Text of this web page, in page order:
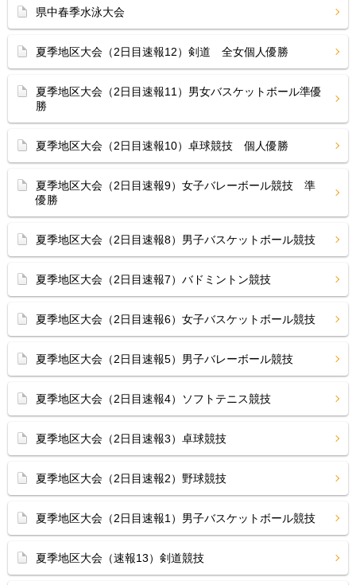
県中春季水泳大会
夏季地区大会（2日目速報12）剣道 全女個人優勝
夏季地区大会（2日目速報11）男女バスケットボール準優
勝
夏季地区大会（2日目速報10）卓球競技 個人優勝
夏季地区大会（2日目速報9）女子バレーボール競技 準
優勝
夏季地区大会（2日目速報8）男子バスケットボール競技
夏季地区大会（2日目速報7）バドミントン競技
夏季地区大会（2日目速報6）女子バスケットボール競技
夏季地区大会（2日目速報5）男子バレーボール競技
夏季地区大会（2日目速報4）ソフトテニス競技
夏季地区大会（2日目速報3）卓球競技
夏季地区大会（2日目速報2）野球競技
夏季地区大会（2日目速報1）男子バスケットボール競技
夏季地区大会（速報13）剣道競技